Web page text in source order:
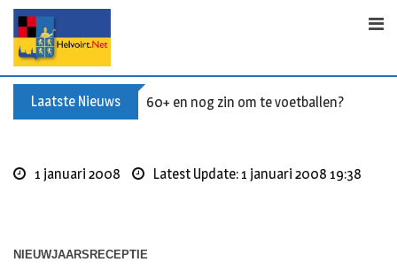
Skip
content
Laatste Nieuws Buxusplanten in brand in Biezenmortel,
1 januari 2008 Latest Update: 1 januari 2008 19:38
NIEUWJAARSRECEPTIE